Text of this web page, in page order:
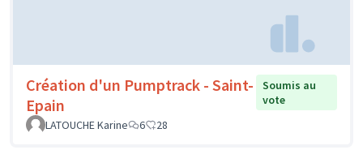
Création d'un Pumptrack - Saint-
Epain
Soumis au
vote
LATOUCHE Karine
6 28